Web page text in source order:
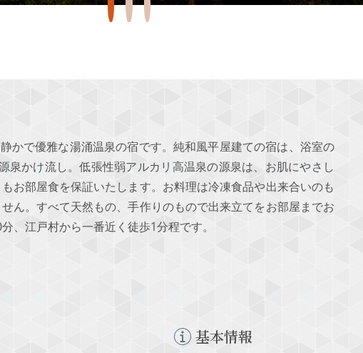
かで優雅な湯涌温泉の宿です。純和風平屋建ての宿は、浴室の
泉かけ流し。低張性弱アルカリ高温泉の源泉は、お肌にやさし
お部屋食を保証いたします。お料理は冷凍食品や出来合いのも
ん。すべて天然もの、手作りのもので出来立てをお部屋までお
、江戸村から一番近く徒歩1分程です。
基本情報